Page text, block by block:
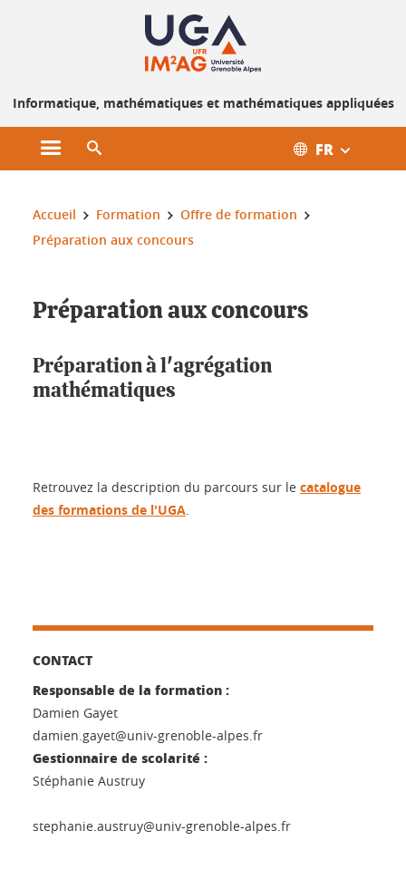
Informatique, mathématiques et mathématiques appliquées
Ouvrir le menu principal FR
Vous êtes ici :
Accueil Formation
Offre de formation
Préparation aux concours
Préparation aux concours
Préparation à l'agrégation
mathématiques
Retrouvez la description du parcours sur le catalogue
des formations de l'UGA.
CONTACT
Responsable de la formation :
Damien Gayet
damien.gayet@univ-grenoble-alpes.fr
Gestionnaire de scolarité :
Stéphanie Austruy
stephanie.austruy@univ-grenoble-alpes.fr